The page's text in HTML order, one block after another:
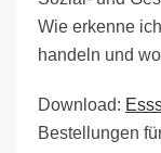
Wie erkenne
handeln und
Download:
Bestellungen